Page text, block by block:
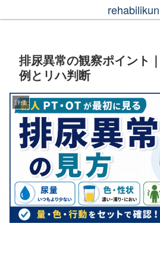
rehabilikun
排尿異常の観察ポイント
例とリハ判断
評価